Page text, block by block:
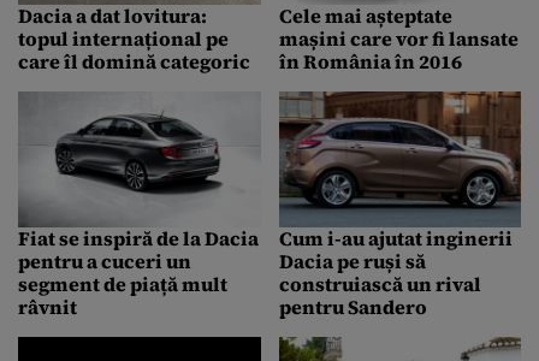
Dacia a dat lovitura:
topul internațional pe
care îl domină categoric
Cele mai așteptate
mașini care vor fi lansate
în România în 2016
Fiat se inspiră de la Dacia
pentru a cuceri un
segment de piață mult
râvnit
Cum i-au ajutat inginerii
Dacia pe ruși să
construiască un rival
pentru Sandero